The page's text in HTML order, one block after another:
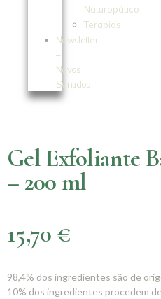
Naturopático
Terapias
Newsletter
–
Novos
Sentidos
Gel Exfoliante
– 200 ml
15,70 €
98,4% dos ingredientes são de
10% dos ingredientes procedem